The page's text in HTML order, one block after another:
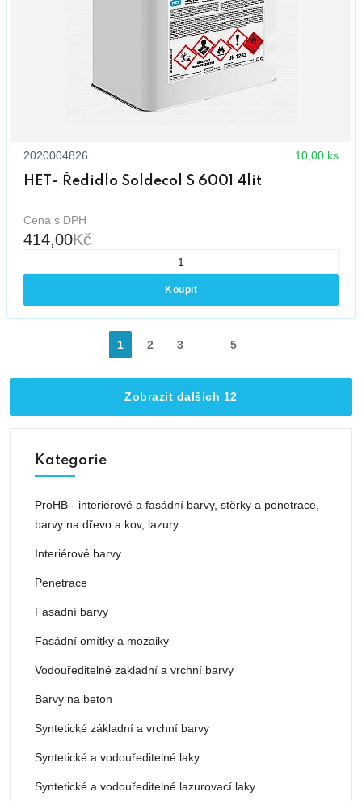
2020004826 10,00 ks
HET- Ředidlo Soldecol S 6001 4lit
Cena s DPH
414,00Kč
Koupit
1 2 3 5
Zobrazit dalších 12
Kategorie
ProHB - interiérové a fasádní barvy, stěrky a penetrace,
barvy na dřevo a kov, lazury
Interiérové barvy
Penetrace
Fasádní barvy
Fasádní omítky a mozaiky
Vodouředitelné základní a vrchní barvy
Barvy na beton
Syntetické základní a vrchní barvy
Syntetické a vodouředitelné laky
Syntetické a vodouředitelné lazurovací laky